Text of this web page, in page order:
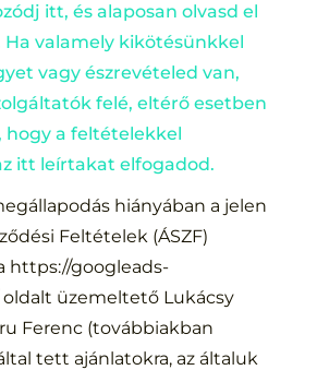
itt, és alaposan olvasd el
valamely kikötésünkkel
vagy észrevételed van,
felé, eltérő esetben
a feltételekkel
itt leírtakat elfogadod.
hiányában a jelen
Feltételek (ÁSZF)
https://googleads-
üzemeltető Lukácsy
Ferenc (továbbiakban
tett ajánlatokra, az általuk